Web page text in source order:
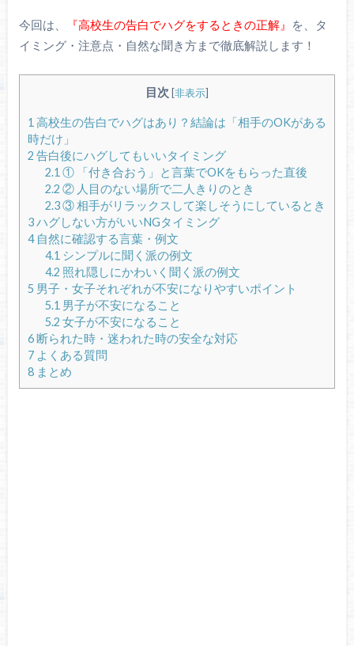
今回は、 『高校生の告白でハグをするときの正解』
を、タ
イミング・注意点・自然な聞き方まで徹底解説します！
目次 [非表示]
1 高校生の告白でハグはあり？結論は「相手のOKがある
時だけ」
2 告白後にハグしてもいいタイミング
2.1 ① 「付き合おう」と言葉でOKをもらった直後
2.2 ② 人目のない場所で二人きりのとき
2.3③ 相手がリラックスして楽しそうにしているとき
3ハグしない方がいいNGタイミング
4自然に確認する言葉・例文
4.1 シンプルに聞く派の例文
4.2 照れ隠しにかわいく聞く派の例文
5 男子・女子それぞれが不安になりやすいポイント
5.1 男子が不安になること
5.2 女子が不安になること
6断られた時・迷われた時の安全な対応
7よくある質問
8まとめ